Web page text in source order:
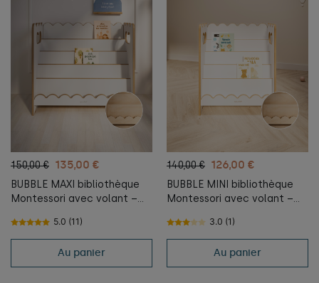
150,00 € 135,00 €
BUBBLE MAXI bibliothèque
Montessori avec volant –
5.0 (11)
Au panier
140,00 € 126,00 €
BUBBLE MINI bibliothèque
Montessori avec volant –
3.0 (1)
Au panier